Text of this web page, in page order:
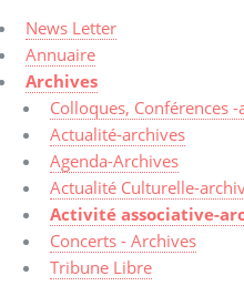
News Letter
Annuaire
Archives
Colloques, Conférences
Actualité-archives
Agenda-Archives
Actualité Culturelle-
Activité associative-
Concerts - Archives
Tribune Libre